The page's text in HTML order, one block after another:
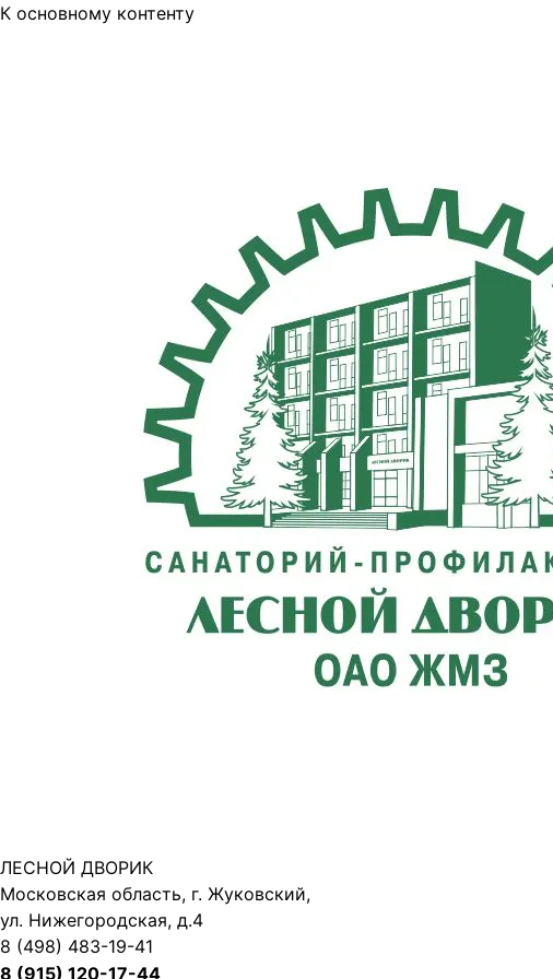
К основному контенту
ЛЕСНОЙ ДВОРИК
Московская область, г. Жуковский,
ул. Нижегородская, д.4
8 (498) 483-19-41
8 (915) 120-17-44